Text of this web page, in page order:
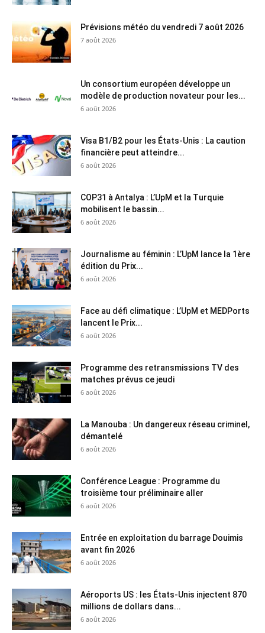
Prévisions météo du vendredi 7 août 2026
7 août 2026
Un consortium européen développe un
modèle de production novateur pour les...
6 août 2026
Visa B1/B2 pour les États-Unis : La caution
financière peut atteindre...
6 août 2026
COP31 à Antalya : L’UpM et la Turquie
mobilisent le bassin...
6 août 2026
Journalisme au féminin : L’UpM lance la 1ère
édition du Prix...
6 août 2026
Face au défi climatique : L’UpM et MEDPorts
lancent le Prix...
6 août 2026
Programme des retransmissions TV des
matches prévus ce jeudi
6 août 2026
La Manouba : Un dangereux réseau criminel,
démantelé
6 août 2026
Conférence League : Programme du
troisième tour préliminaire aller
6 août 2026
Entrée en exploitation du barrage Douimis
avant fin 2026
6 août 2026
Aéroports US : les États-Unis injectent 870
millions de dollars dans...
6 août 2026